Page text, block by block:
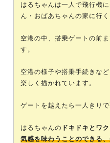
はるちゃんは一人で飛行機
ん・おばあちゃんの家に行
空港の中、搭乗ゲートの前
す。
空港の様子や搭乗手続きな
楽しく描かれています。
ゲートを越えたら一人きり
はるちゃんの ドキドキとワ
気感を味わうことのできる